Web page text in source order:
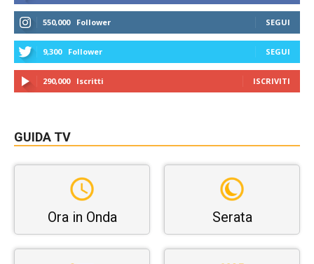
550,000 Follower SEGUI
9,300 Follower SEGUI
290,000 Iscritti ISCRIVITI
GUIDA TV
Ora in Onda Serata